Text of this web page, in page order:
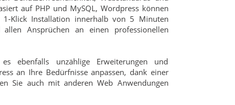
auf PHP und MySQL, Wordpress können
1-Klick Installation innerhalb von 5 Minuten
Ansprüchen an einen professionellen
ebenfalls unzählige Erweiterungen und
an Ihre Bedürfnisse anpassen, dank einer
Sie auch mit anderen Web Anwendungen